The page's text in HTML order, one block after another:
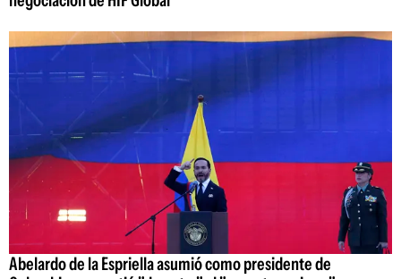
Abelardo de la Espriella asumió como presidente de